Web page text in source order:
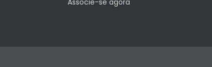
Associe-se agora